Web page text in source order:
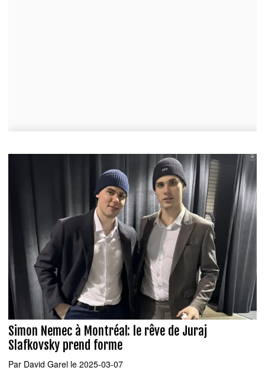
Simon Nemec à Montréal: le rêve de Juraj
Slafkovsky prend forme
Par David Garel le 2025-03-07